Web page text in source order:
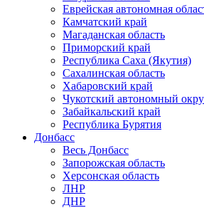
Еврейская автономная
Камчатский край
Магаданская область
Приморский край
Республика Саха (Якутия)
Сахалинская область
Хабаровский край
Чукотский автономный
Забайкальский край
Республика Бурятия
Донбасс
Весь Донбасс
Запорожская область
Херсонская область
ЛНР
ДНР